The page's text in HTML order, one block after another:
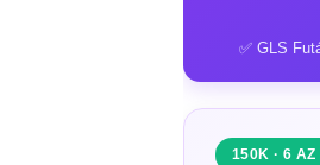
✅ GLS
150K · 6 AZ